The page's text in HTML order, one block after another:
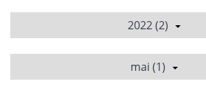
2022 (2)
mai (1)